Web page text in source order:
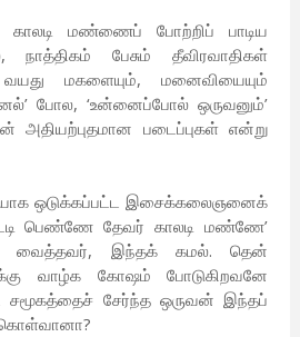
காலடி மண்ணைப் போற்றிப் பாடிய
நாத்திகம் பேசும் தீவிரவாதிகள்
மகளையும், மனைவியையும்
போல, ‘உன்னைப்போல் ஒருவனும்’
படைப்புகள் என்று
ஒடுக்கப்பட்ட இசைக்கலைஞனைக்
பெண்ணே தேவர் காலடி மண்ணே’
வைத்தவர், இந்தக் கமல். தென்
வாழ்க கோஷம் போடுகிறவனே
சமூகத்தைச் சேர்ந்த ஒருவன் இந்தப்
கொள்வானா?